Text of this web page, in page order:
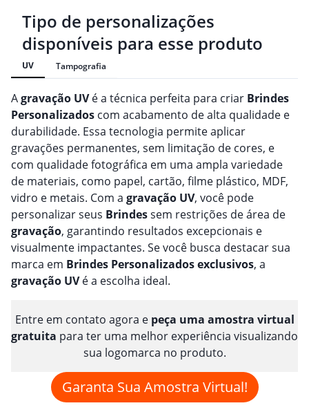
Tipo de personalizações
disponíveis para esse produto
UV Tampografia
Agravação UVé a técnica perfeita para criar Brindes
Personalizados com acabamento de alta qualidade e
durabilidade. Essa tecnologia permite aplicar
gravações permanentes, sem limitação de cores, e
com qualidade fotográfica em uma ampla variedade
de materiais, como papel, cartão, filme plástico, MDF,
vidro e metais. Com a gravação UV, você pode
personalizar seus Brindessem restrições de área de
gravação, garantindo resultados excepcionais e
visualmente impactantes. Se você busca destacar sua
marca em Brindes Personalizadosexclusivos, a
gravação UVé a escolha ideal.
Entre em contato agora e peça uma amostra virtual
gratuita para ter uma melhor experiência visualizando
sua logomarca no produto.
Garanta Sua Amostra Virtual!